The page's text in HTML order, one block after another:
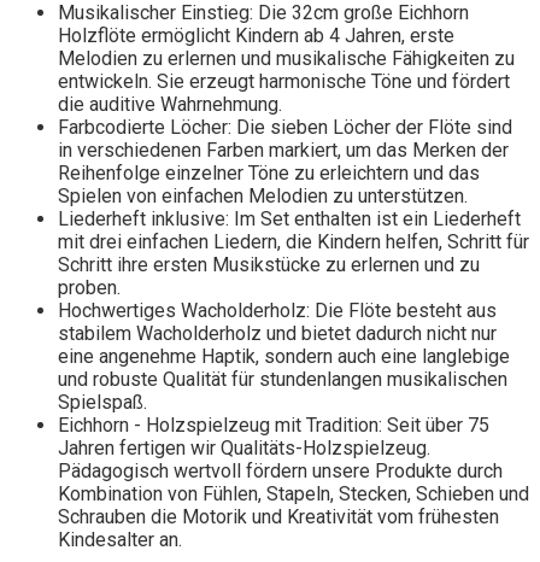
Musikalischer Einstieg: Die 32cm große Eichhorn
Holzflöte ermöglicht Kindern ab 4 Jahren, erste
Melodien zu erlernen und musikalische Fähigkeiten zu
entwickeln. Sie erzeugt harmonische Töne und fördert
die auditive Wahrnehmung.
Farbcodierte Löcher: Die sieben Löcher der Flöte sind
in verschiedenen Farben markiert, um das Merken der
Reihenfolge einzelner Töne zu erleichtern und das
Spielen von einfachen Melodien zu unterstützen.
Liederheft inklusive: Im Set enthalten ist ein Liederheft
mit drei einfachen Liedern, die Kindern helfen, Schritt für
Schritt ihre ersten Musikstücke zu erlernen und zu
proben.
Hochwertiges Wacholderholz: Die Flöte besteht aus
stabilem Wacholderholz und bietet dadurch nicht nur
eine angenehme Haptik, sondern auch eine langlebige
und robuste Qualität für stundenlangen musikalischen
Spielspaß.
Eichhorn - Holzspielzeug mit Tradition: Seit über 75
Jahren fertigen wir Qualitäts-Holzspielzeug.
Pädagogisch wertvoll fördern unsere Produkte durch
Kombination von Fühlen, Stapeln, Stecken, Schieben und
Schrauben die Motorik und Kreativität vom frühesten
Kindesalter an.